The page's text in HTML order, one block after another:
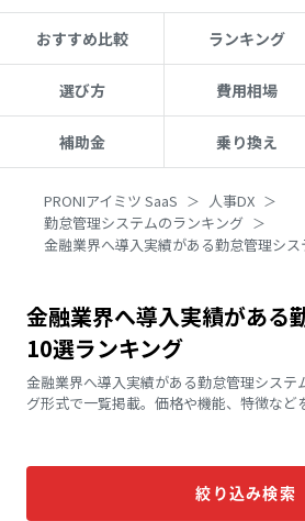
おすすめ比較 ランキング
選び方 費用相場
補助金
乗り換え
PRONIアイミツ SaaS
人事DX
勤怠管理システムのランキング
金融業界へ導入実績がある勤怠管理シス
金融業界へ導入実績がある
10選ランキング
金融業界へ導入実績がある勤怠管理システ
グ形式で一覧掲載。価格や機能、特徴など
絞り込み検索